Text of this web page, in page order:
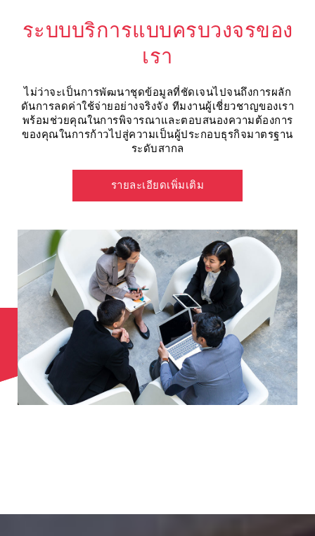
ระบบบริการแบบครบวงจรของ
เรา
ไม่ว่าจะเป็นการพัฒนาชุดข้อมูลที่ชัดเจนไปจนถึงการผลัก
ดันการลดค่าใช้จ่ายอย่างจริงจัง ทีมงานผู้เชี่ยวชาญของเรา
พร้อมช่วยคุณในการพิจารณาและตอบสนองความต้องการ
ของคุณในการก้าวไปสู่ความเป็นผู้ประกอบธุรกิจมาตรฐาน
ระดับสากล
รายละเอียดเพิ่มเติม